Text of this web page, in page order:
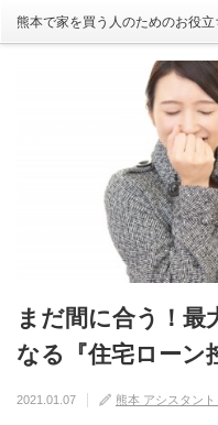
熊本で家を買う人のためのお役
まだ間に合う！最
なる『住宅ローン
た！
2021.01.07 熊本 アシスタント
自分の家がいわゆ
ように気を付ける
2020.09.17 熊本 アシスタント
建売住宅と注文住
2020.08.29 熊本 アシスタント
住宅の中でも熱中
策は？
2020.08.27
熊本 アシスタント
【火災保険】万が
こまで補償される
2020.07.11 熊本 アシスタント